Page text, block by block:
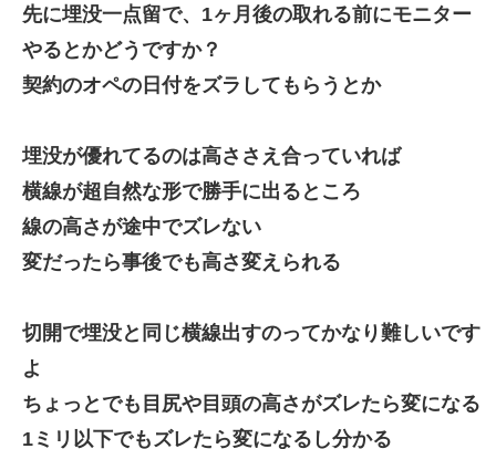
先に埋没一点留で、1ヶ月後の取れる前にモニター
やるとかどうですか？
契約のオペの日付をズラしてもらうとか
埋没が優れてるのは高ささえ合っていれば
横線が超自然な形で勝手に出るところ
線の高さが途中でズレない
変だったら事後でも高さ変えられる
切開で埋没と同じ横線出すのってかなり難しいです
よ
ちょっとでも目尻や目頭の高さがズレたら変になる
1ミリ以下でもズレたら変になるし分かる